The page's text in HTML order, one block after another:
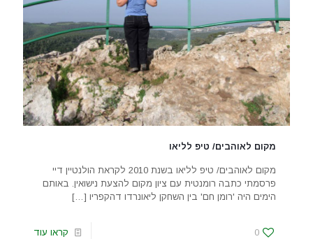
מקום לאוהבים/ טיפ לליאו
מקום לאוהבים/ טיפ לליאו בשנת 2010 לקראת הולנטיין דיי
פרסמתי כתבה רומנטית עם ציון מקום להצעת נישואין. באותם
הימים היה 'רומן חם' בין השחקן ליאונרדו דהקפריו […]
0 קראו עוד